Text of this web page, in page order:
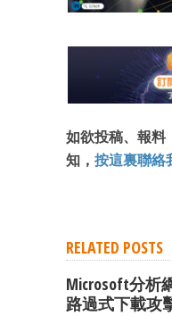
如欲投稿、報料
知， 按這裏聯絡
RELATED POSTS
Microsoft分析
路過式下載攻